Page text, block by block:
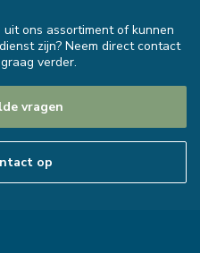
ons assortiment of kunnen
zijn? Neem direct contact
verder.
vragen
op